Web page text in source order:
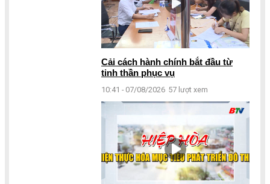
Cải cách hành chính bắt đầu từ
tinh thần phục vụ
10:41 - 07/08/2026 57 lượt xem